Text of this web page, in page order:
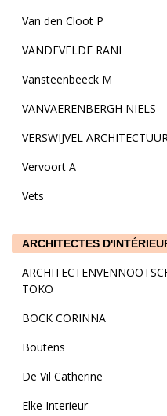
Van den Cloot P
VANDEVELDE RANI
Vansteenbeeck M
VANVAERENBERGH NIELS
VERSWIJVEL
Vervoort A
Vets
ARCHITECTES
TOKO
BOCK CORINNA
Boutens
De Vil Catherine
Elke Interieur